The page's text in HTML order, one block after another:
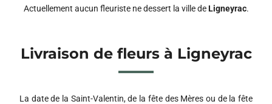
Actuellement aucun fleuriste ne dessert la ville deLigneyrac.
Livraison de fleurs à Ligneyrac
La date de la Saint-Valentin, de la fête des Mères ou de la fête